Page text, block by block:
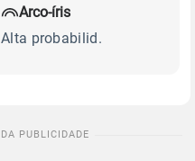
Arco-íris
Alta probabilid.